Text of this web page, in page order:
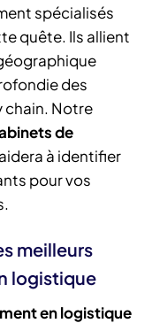
spécialisés
quête. Ils allient
des
chain. Notre
de
à identifier
pour vos
meilleurs
logistique
en logistique